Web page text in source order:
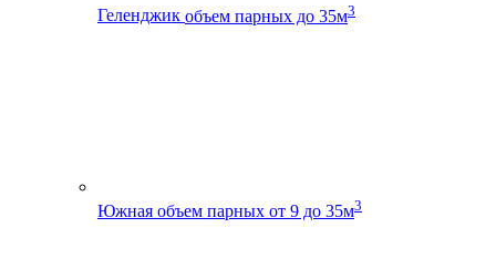
Геленджик объем парных до 35м3
Южная объем парных от 9 до 35м3